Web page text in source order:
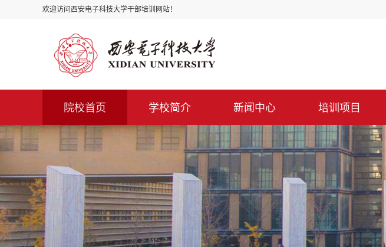
欢迎访问西安电子科技大学干部培训网站！
院校首页 学校简介 新闻中心 培训项目